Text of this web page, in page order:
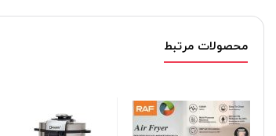
محصولات مرتبط